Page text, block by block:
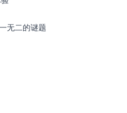
无二的谜题